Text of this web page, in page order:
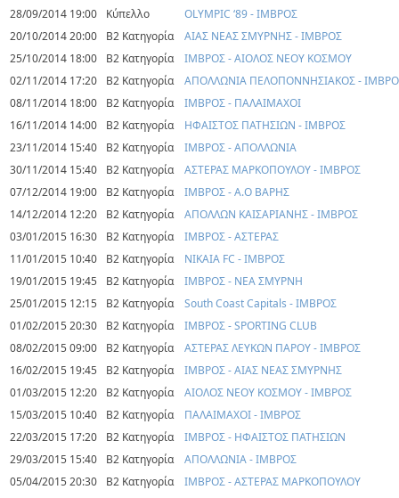
28/09/2014 19:00
Κύπελλο
OLYMPIC ‘89 - ΙΜΒΡΟΣ
20/10/2014 20:00
Β2 Κατηγορία
ΑΙΑΣ ΝΕΑΣ ΣΜΥΡΝΗΣ - ΙΜΒΡΟΣ
25/10/2014 18:00
Β2 Κατηγορία
ΙΜΒΡΟΣ - ΑΙΟΛΟΣ ΝΕΟΥ ΚΟΣΜΟΥ
02/11/2014 17:20
Β2 Κατηγορία
ΑΠΟΛΛΩΝΙΑ ΠΕΛΟΠΟΝΝΗΣΙΑΚΟΣ -
08/11/2014 18:00
Β2 Κατηγορία
ΙΜΒΡΟΣ - ΠΑΛΑΙΜΑΧΟΙ
16/11/2014 14:00
Β2 Κατηγορία
ΗΦΑΙΣΤΟΣ ΠΑΤΗΣΙΩΝ - ΙΜΒΡΟΣ
23/11/2014 15:40
Β2 Κατηγορία
ΙΜΒΡΟΣ - ΑΠΟΛΛΩΝΙΑ
30/11/2014 15:40
Β2 Κατηγορία
ΑΣΤΕΡΑΣ ΜΑΡΚΟΠΟΥΛΟΥ - ΙΜΒΡΟΣ
07/12/2014 19:00
Β2 Κατηγορία
ΙΜΒΡΟΣ - Α.Ο ΒΑΡΗΣ
14/12/2014 12:20
Β2 Κατηγορία
ΑΠΟΛΛΩΝ ΚΑΙΣΑΡΙΑΝΗΣ - ΙΜΒΡΟΣ
03/01/2015 16:30
Β2 Κατηγορία
ΙΜΒΡΟΣ - ΑΣΤΕΡΑΣ
11/01/2015 10:40
Β2 Κατηγορία
ΝΙΚΑΙΑ FC - ΙΜΒΡΟΣ
19/01/2015 19:45
Β2 Κατηγορία
ΙΜΒΡΟΣ - ΝΕΑ ΣΜΥΡΝΗ
25/01/2015 12:15
Β2 Κατηγορία
South Coast Capitals - ΙΜΒΡΟΣ
01/02/2015 20:30
Β2 Κατηγορία
ΙΜΒΡΟΣ - SPORTING CLUB
08/02/2015 09:00
Β2 Κατηγορία
ΑΣΤΕΡΑΣ ΛΕΥΚΩΝ ΠΑΡΟΥ - ΙΜΒΡΟΣ
16/02/2015 19:45
Β2 Κατηγορία
ΙΜΒΡΟΣ - ΑΙΑΣ ΝΕΑΣ ΣΜΥΡΝΗΣ
01/03/2015 12:20
Β2 Κατηγορία
ΑΙΟΛΟΣ ΝΕΟΥ ΚΟΣΜΟΥ - ΙΜΒΡΟΣ
15/03/2015 10:40
Β2 Κατηγορία
ΠΑΛΑΙΜΑΧΟΙ - ΙΜΒΡΟΣ
22/03/2015 17:20
Β2 Κατηγορία
ΙΜΒΡΟΣ - ΗΦΑΙΣΤΟΣ ΠΑΤΗΣΙΩΝ
29/03/2015 15:40
Β2 Κατηγορία
ΑΠΟΛΛΩΝΙΑ - ΙΜΒΡΟΣ
05/04/2015 20:30
Β2 Κατηγορία ΙΜΒΡΟΣ - ΑΣΤΕΡΑΣ ΜΑΡΚΟΠΟΥΛΟΥ